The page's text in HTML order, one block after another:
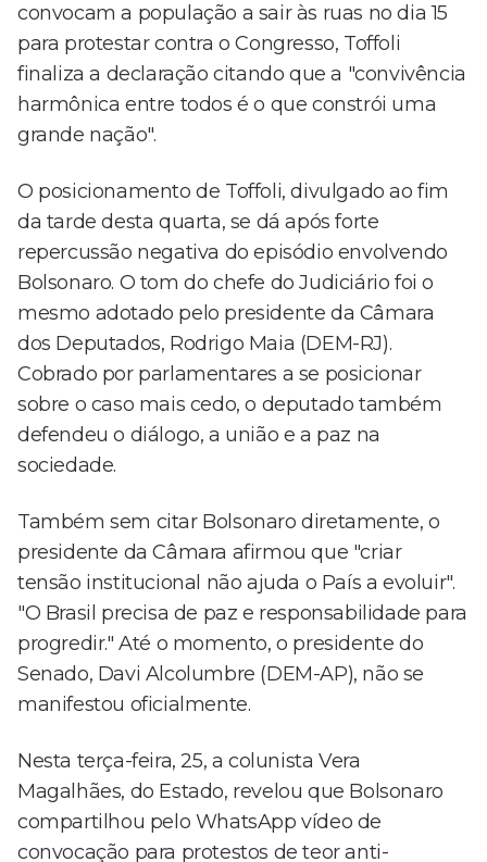
convocam a população a sair às ruas no dia 15
para protestar contra o Congresso, Toffoli
finaliza a declaração citando que a "convivência
harmônica entre todos é o que constrói uma
grande nação".
O posicionamento de Toffoli, divulgado ao fim
da tarde desta quarta, se dá após forte
repercussão negativa do episódio envolvendo
Bolsonaro. O tom do chefe do Judiciário foi o
mesmo adotado pelo presidente da Câmara
dos Deputados, Rodrigo Maia (DEM-RJ).
Cobrado por parlamentares a se posicionar
sobre o caso mais cedo, o deputado também
defendeu o diálogo, a união e a paz na
sociedade.
Também sem citar Bolsonaro diretamente, o
presidente da Câmara afirmou que "criar
tensão institucional não ajuda o País a evoluir".
"O Brasil precisa de paz e responsabilidade para
progredir." Até o momento, o presidente do
Senado, Davi Alcolumbre (DEM-AP), não se
manifestou oficialmente.
Nesta terça-feira, 25, a colunista Vera
Magalhães, do Estado, revelou que Bolsonaro
compartilhou pelo WhatsApp vídeo de
convocação para protestos de teor anti-